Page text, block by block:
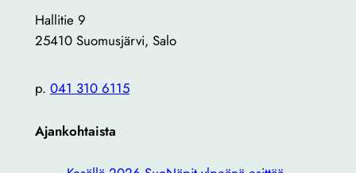
Hallitie 9
25410 Suomusjärvi, Salo
p. 041 310 6115
Ajankohtaista